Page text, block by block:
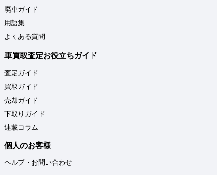
廃車ガイド
用語集
よくある質問
車買取査定お役立ちガイド
査定ガイド
買取ガイド
売却ガイド
下取りガイド
連載コラム
個人のお客様
ヘルプ・お問い合わせ